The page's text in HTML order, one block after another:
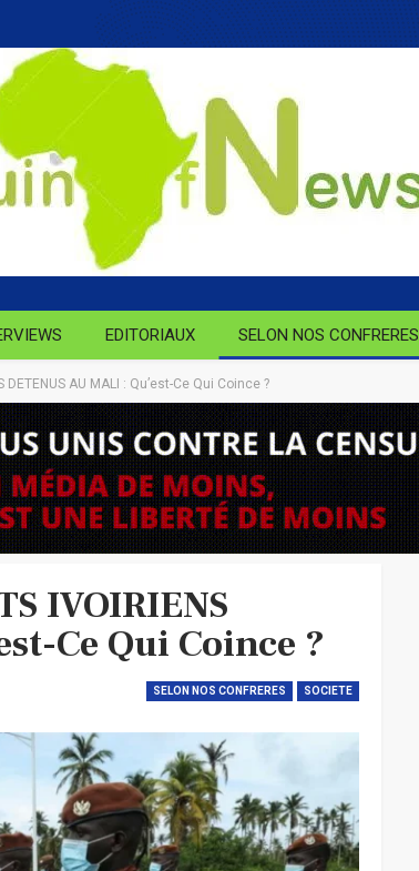
EDITORIAUX SELON NOS CONFRERES
DETENUS AU MALI : Qu’est-Ce Qui Coince ?
IVOIRIENS
Ce Qui Coince ?
SELON NOS CONFRERES SOCIETE